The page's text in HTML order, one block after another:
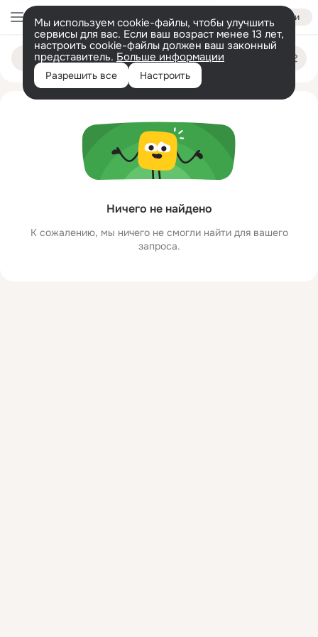
Войти
Мы используем cookie-файлы, чтобы улучшить
сервисы для вас. Если ваш возраст менее 13 лет,
настроить cookie-файлы должен ваш законный
представитель. Больше информации
Разрешить все Настроить
Поиск
ggkjhhhguyfuyhp jghjghjhjjg
Ничего не найдено
К сожалению, мы ничего не смогли найти для вашего
запроса.